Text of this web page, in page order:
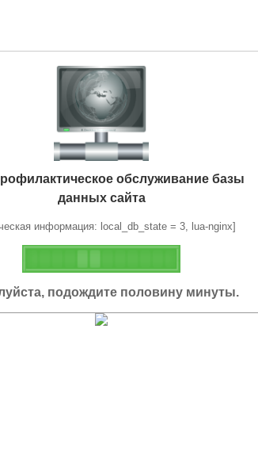
обслуживание базы
данных сайта
информация: local_db_state = 3, lua-nginx]
подождите половину минуты.